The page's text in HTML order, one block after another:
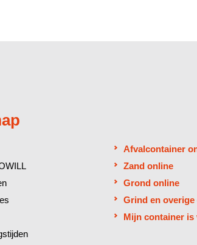
Afvalcontainer
Zand online
Grond online
Grind en overige
Mijn container is